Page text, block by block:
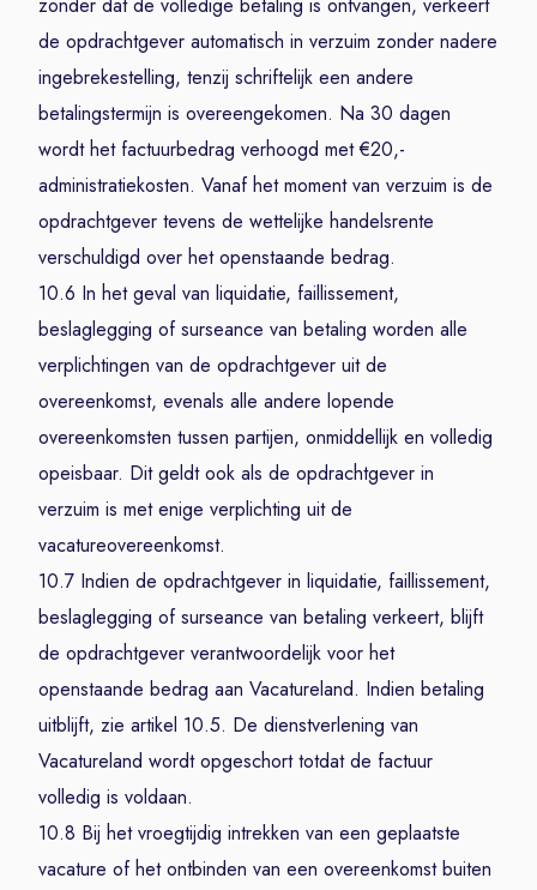
de opdrachtgever automatisch in verzuim zonder nadere
ingebrekestelling, tenzij schriftelijk een andere
betalingstermijn is overeengekomen. Na 30 dagen
wordt het factuurbedrag verhoogd met €20,-
administratiekosten. Vanaf het moment van verzuim is de
opdrachtgever tevens de wettelijke handelsrente
verschuldigd over het openstaande bedrag.
10.6 In het geval van liquidatie, faillissement,
beslaglegging of surseance van betaling worden alle
verplichtingen van de opdrachtgever uit de
overeenkomst, evenals alle andere lopende
overeenkomsten tussen partijen, onmiddellijk en volledig
opeisbaar. Dit geldt ook als de opdrachtgever in
verzuim is met enige verplichting uit de
vacatureovereenkomst.
10.7 Indien de opdrachtgever in liquidatie, faillissement,
beslaglegging of surseance van betaling verkeert, blijft
de opdrachtgever verantwoordelijk voor het
openstaande bedrag aan Vacatureland. Indien betaling
uitblijft, zie artikel 10.5. De dienstverlening van
Vacatureland wordt opgeschort totdat de factuur
volledig is voldaan.
10.8 Bij het vroegtijdig intrekken van een geplaatste
vacature of het ontbinden van een overeenkomst buiten